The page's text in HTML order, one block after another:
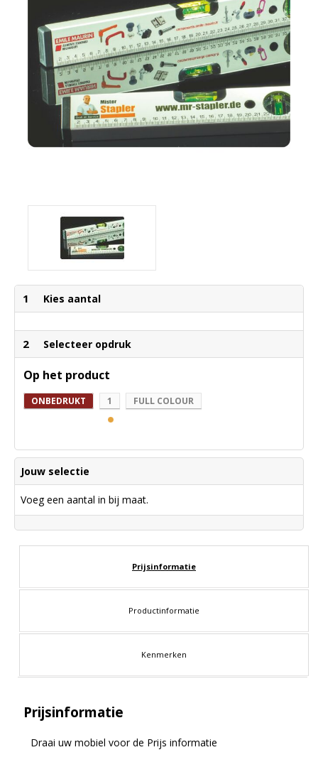
1 Kies aantal
2 Selecteer opdruk
Op het product
ONBEDRUKT 1 FULL COLOUR
Jouw selectie
Voeg een aantal in bij maat.
Prijsinformatie
Productinformatie
Kenmerken
Prijsinformatie
Draai uw mobiel voor de Prijs informatie